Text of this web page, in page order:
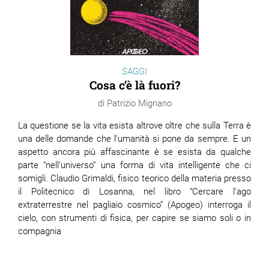
SAGGI
Cosa c’è là fuori?
Patrizio Mignano
La questione se la vita esista altrove oltre che sulla Terra è
una delle domande che l’umanità si pone da sempre. E un
aspetto ancora più affascinante è se esista da qualche
parte “nell’universo” una forma di vita intelligente che ci
somigli. Claudio Grimaldi, fisico teorico della materia presso
il Politecnico di Losanna, nel libro “Cercare l’ago
extraterrestre nel pagliaio cosmico” (Apogeo) interroga il
cielo, con strumenti di fisica, per capire se siamo soli o in
compagnia